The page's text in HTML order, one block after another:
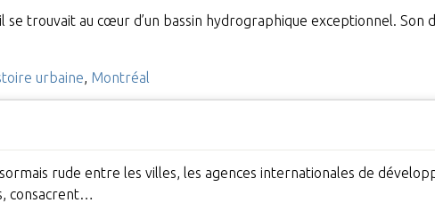
trouvait au cœur d’un bassin hydrographique exceptionnel. Son
urbaine, Montréal
rude entre les villes, les agences internationales de
consacrent…